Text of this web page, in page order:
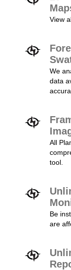
View
We
data
All
tool.
Be
are